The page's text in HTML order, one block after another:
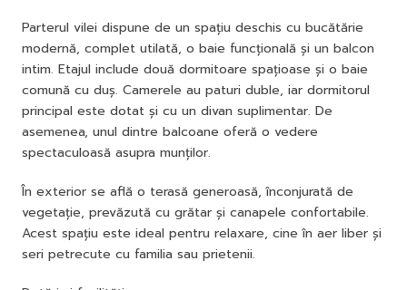
Parterul vilei dispune de un spațiu deschis cu bucătărie
modernă, complet utilată, o baie funcțională și un balcon
intim. Etajul include două dormitoare spațioase și o baie
comună cu duș. Camerele au paturi duble, iar dormitorul
principal este dotat și cu un divan suplimentar. De
asemenea, unul dintre balcoane oferă o vedere
spectaculoasă asupra munților.
În exterior se află o terasă generoasă, înconjurată de
vegetație, prevăzută cu grătar și canapele confortabile.
Acest spațiu este ideal pentru relaxare, cine în aer liber și
seri petrecute cu familia sau prietenii.